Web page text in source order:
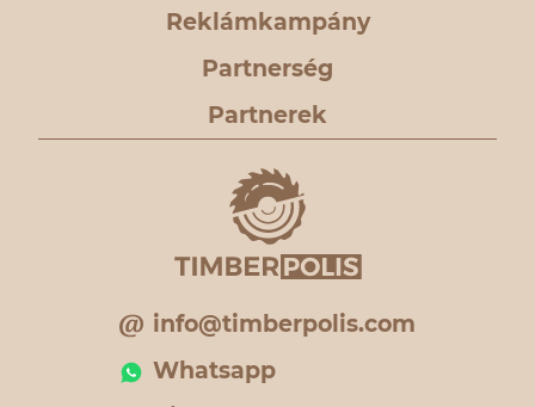
Reklámkampány
Partnerség
Partnerek
info@timberpolis.com
Whatsapp